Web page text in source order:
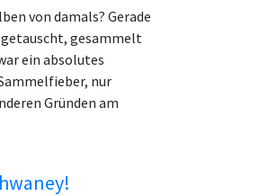
von damals? Gerade
getauscht, gesammelt
ein absolutes
nur
Gründen am